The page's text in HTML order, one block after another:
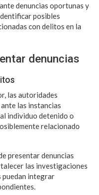
denuncias oportunas y
posibles
con delitos en la
denuncias
las autoridades
las instancias
individuo detenido o
relacionado
presentar denuncias
las investigaciones
puedan integrar